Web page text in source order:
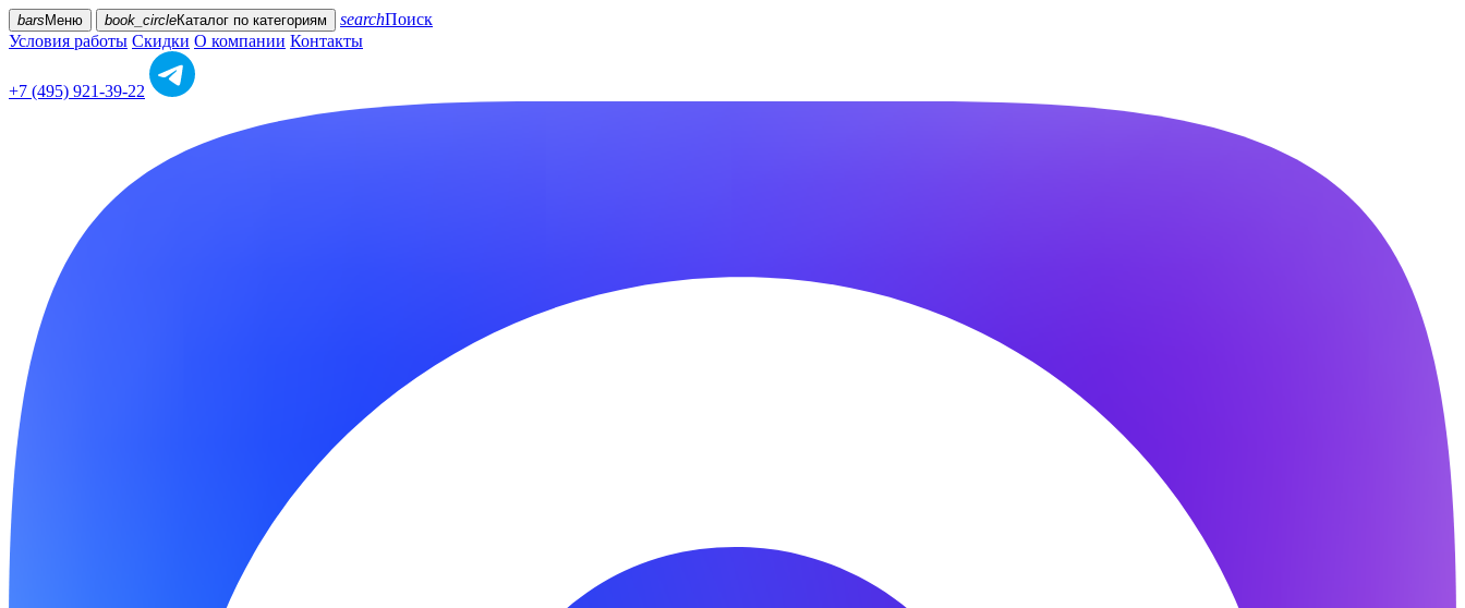
bars Меню book_circleКаталог по категориям searchПоиск
Условия работы Скидки О компании Контакты
+7 (495) 921-39-22